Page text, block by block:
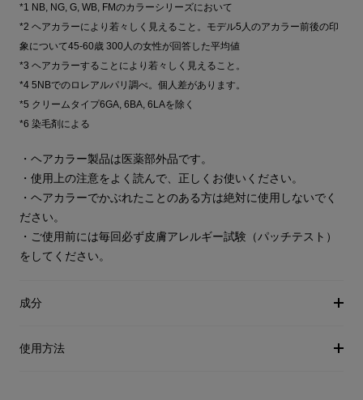
*1 NB, NG, G, WB, FMのカラーシリーズにおいて
*2 ヘアカラーにより若々しく見えること。モデル5人のアカラー前後の印
象について45-60歳 300人の女性が回答した平均値
*3 ヘアカラーすることにより若々しく見えること。
*4 5NBでのロレアルパリ調べ。個人差があります。
*5 クリームタイプ6GA, 6BA, 6LAを除く
*6 染毛剤による
・ヘアカラー製品は医薬部外品です。
・使用上の注意をよく読んで、正しくお使いください。
・ヘアカラーでかぶれたことのある方は絶対に使用しないでく
ださい。
・ご使用前には毎回必ず皮膚アレルギー試験（パッチテスト）
をしてください。
成分
使用方法